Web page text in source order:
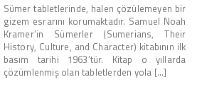
Sümer tabletlerinde, halen çözülemeyen bir
gizem esrarını korumaktadır. Samuel Noah
Kramer’in Sümerler (Sumerians, Their
History, Culture, and Character) kitabının ilk
basım tarihi 1963’tür. Kitap o yıllarda
çözümlenmiş olan tabletlerden yola [...]